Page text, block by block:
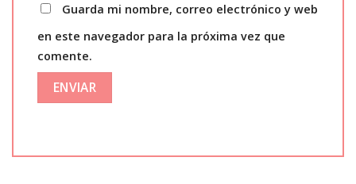
Guarda mi nombre, correo electrónico y web
en este navegador para la próxima vez que
comente.